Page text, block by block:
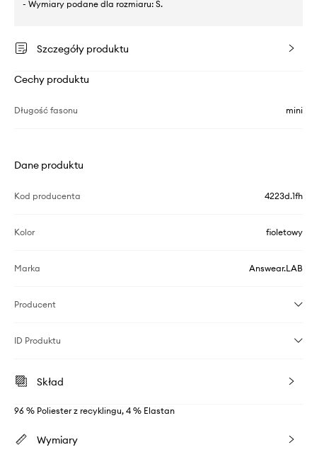
- Wymiary podane dla rozmiaru: S.
Szczegóły produktu
Cechy produktu
Długość fasonu mini
Dane produktu
Kod producenta 4223d.1fh
Kolor fioletowy
Marka Answear.LAB
Producent
ID Produktu
Skład
96 % Poliester z recyklingu, 4 % Elastan
Wymiary